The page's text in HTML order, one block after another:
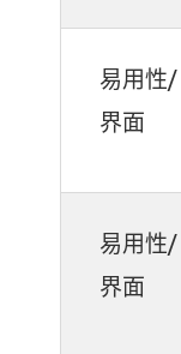
易用性/
界面
易用性/
界面